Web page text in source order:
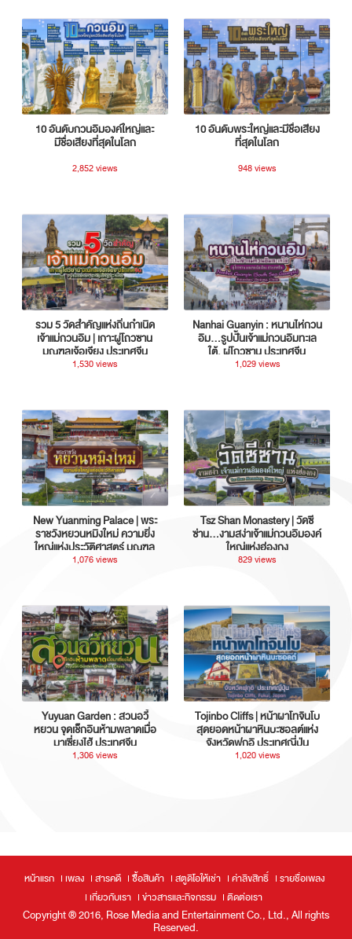
10 อันดับกวนอิมองค์ใหญ่และ
มีชื่อเสียงที่สุดในโลก
2,852 views
10 อันดับพระใหญ่และมีชื่อเสียง
ที่สุดในโลก
948 views
รวม 5 วัดสำคัญแห่งถิ่นกำเนิด
เจ้าแม่กวนอิม | เกาะผู่โถวซาน
มณฑลเจ้อเจียง ประเทศจีน
1,530 views
Nanhai Guanyin : หนานไห่กวน
อิม...รูปปั้นเจ้าแม่กวนอิมทะเล
ใต้, ผู่โถวซาน ประเทศจีน
1,029 views
New Yuanming Palace | พระ
ราชวังหยวนหมิงใหม่ ความยิ่ง
ใหญ่แห่งประวัติศาสตร์ มณฑล
กวางตุ้ง ประเทศจีน
1,076 views
Tsz Shan Monastery | วัดซี
ซ่าน…งามสง่าเจ้าแม่กวนอิมองค์
ใหญ่แห่งฮ่องกง
829 views
Yuyuan Garden : สวนอวี้
หยวน จุดเช็กอินห้ามพลาดเมื่อ
มาเซี่ยงไฮ้ ประเทศจีน
1,306 views
Tojinbo Cliffs | หน้าผาโทจินโบ
สุดยอดหน้าผาหินบะซอลต์แห่ง
จังหวัดฟุกุอิ ประเทศญี่ปุ่น
1,020 views
หน้าแรก เพลง สารคดี ซื้อสินค้า สตูดิโอให้เช่า ค่าลิขสิทธิ์
รายชื่อเพลง
เกี่ยวกับเรา
ข่าวสารและกิจกรรม ติดต่อเรา
Copyright ® 2016, Rose Media and Entertainment Co., Ltd., All rights
Reserved.